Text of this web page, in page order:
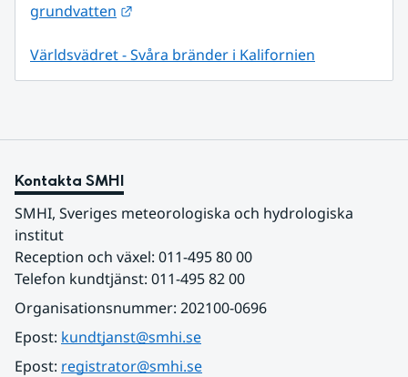
grundvatten
Världsvädret - Svåra bränder i Kalifornien
Kontakta SMHI
SMHI, Sveriges meteorologiska och hydrologiska
institut
Reception och växel: 011-495 80 00
Telefon kundtjänst: 011-495 82 00
Organisationsnummer: 202100-0696
Epost: kundtjanst@smhi.se
Epost: registrator@smhi.se